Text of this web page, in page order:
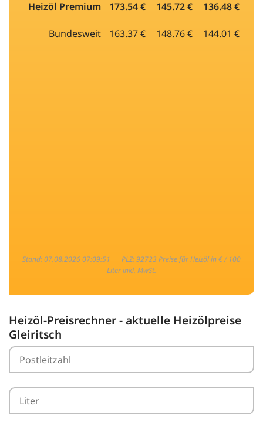
Heizöl Premium 173.54 € 145.72 € 136.48 €
Bundesweit 163.37 € 148.76 € 144.01 €
Stand: 07.08.2026 07:09:51 | PLZ: 92723 Preise für Heizöl in € / 100
Liter inkl. MwSt.
Heizöl-Preisrechner - aktuelle Heizölpreise
Gleiritsch